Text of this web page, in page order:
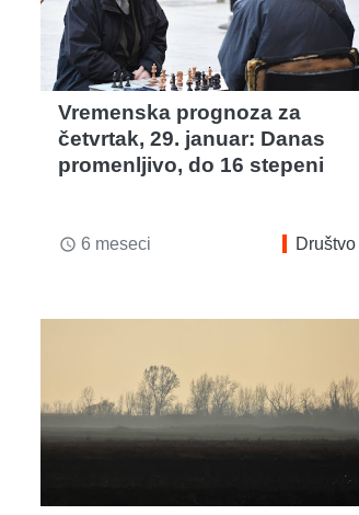
Vremenska prognoza za
četvrtak, 29. januar: Danas
promenljivo, do 16 stepeni
access_time 6 meseci Društvo